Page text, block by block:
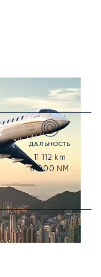
ДАЛЬНОСТЬ
11 112 km
6 000 NM